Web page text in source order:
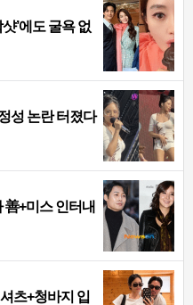
’에도 굴욕 없
성 논란 터졌다
善+미스 인터내
츠+청바지 입